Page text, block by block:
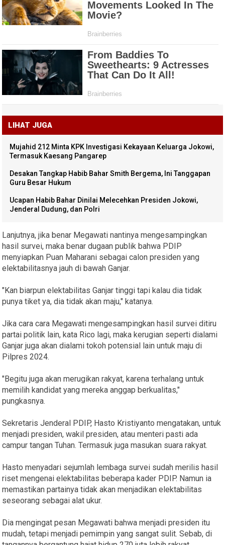
LIHAT JUGA
Mujahid 212 Minta KPK Investigasi Kekayaan Keluarga Jokowi,
Termasuk Kaesang Pangarep
Desakan Tangkap Habib Bahar Smith Bergema, Ini Tanggapan
Guru Besar Hukum
Ucapan Habib Bahar Dinilai Melecehkan Presiden Jokowi,
Jenderal Dudung, dan Polri
Lanjutnya, jika benar Megawati nantinya mengesampingkan
hasil survei, maka benar dugaan publik bahwa PDIP
menyiapkan Puan Maharani sebagai calon presiden yang
elektabilitasnya jauh di bawah Ganjar.
"Kan biarpun elektabilitas Ganjar tinggi tapi kalau dia tidak
punya tiket ya, dia tidak akan maju," katanya.
Jika cara cara Megawati mengesampingkan hasil survei ditiru
partai politik lain, kata Rico lagi, maka kerugian seperti dialami
Ganjar juga akan dialami tokoh potensial lain untuk maju di
Pilpres 2024.
"Begitu juga akan merugikan rakyat, karena terhalang untuk
memilih kandidat yang mereka anggap berkualitas,"
pungkasnya.
Sekretaris Jenderal PDIP, Hasto Kristiyanto mengatakan, untuk
menjadi presiden, wakil presiden, atau menteri pasti ada
campur tangan Tuhan. Termasuk juga masukan suara rakyat.
Hasto menyadari sejumlah lembaga survei sudah merilis hasil
riset mengenai elektabilitas beberapa kader PDIP. Namun ia
memastikan partainya tidak akan menjadikan elektabilitas
seseorang sebagai alat ukur.
Dia mengingat pesan Megawati bahwa menjadi presiden itu
mudah, tetapi menjadi pemimpin yang sangat sulit. Sebab, di